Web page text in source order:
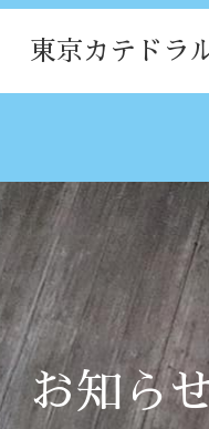
東京カテドラ
お知ら